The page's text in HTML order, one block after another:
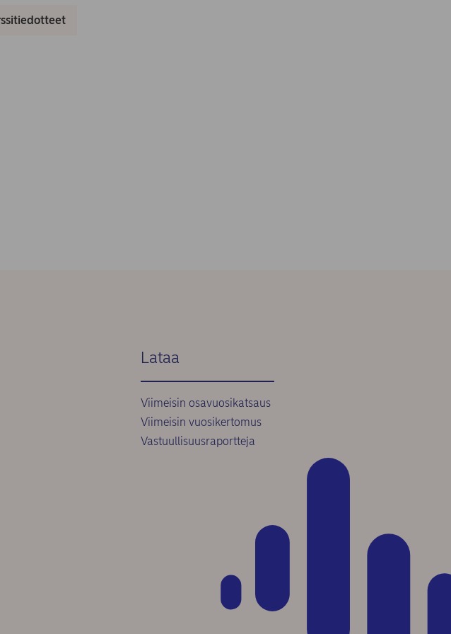
Lataa
Viimeisin osavuosikatsaus
Viimeisin vuosikertomus
Vastuullisuusraportteja